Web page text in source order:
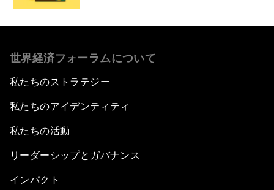
世界経済フォーラムについて
私たちのストラテジー
私たちのアイデンティティ
私たちの活動
リーダーシップとガバナンス
インパクト